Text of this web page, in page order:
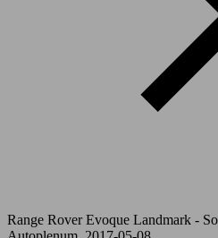
Range Rover Evoque Landmark -